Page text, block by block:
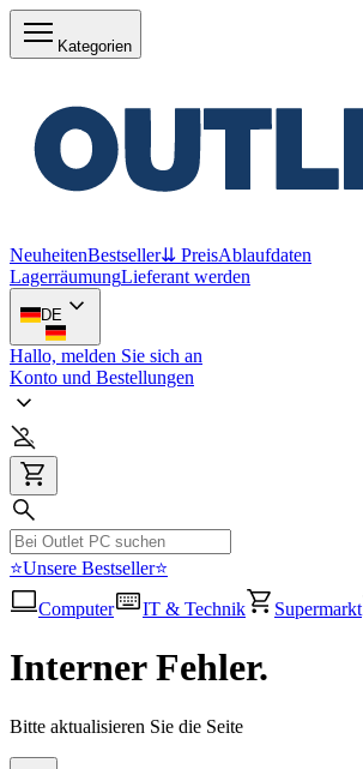
Kategorien
NeuheitenBestseller⇊ PreisAblaufdaten
LagerräumungLieferant werden
DE
Hallo, melden Sie sich an
Konto und Bestellungen
⭐Unsere Bestseller⭐
Computer
IT & Technik Supermarkt
Interner Fehler.
Bitte aktualisieren Sie die Seite